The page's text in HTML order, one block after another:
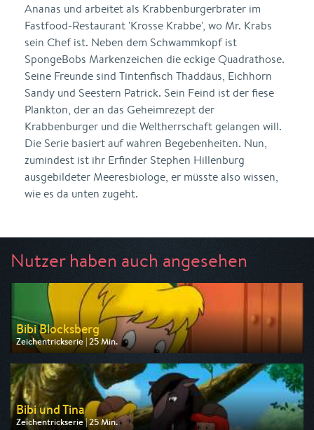
Ananas und arbeitet als Krabbenburgerbrater im
Fastfood-Restaurant 'Krosse Krabbe', wo Mr. Krabs
sein Chef ist. Neben dem Schwammkopf ist
SpongeBobs Markenzeichen die eckige Quadrathose.
Seine Freunde sind Tintenfisch Thaddäus, Eichhorn
Sandy und Seestern Patrick. Sein Feind ist der fiese
Plankton, der an das Geheimrezept der
Krabbenburger und die Weltherrschaft gelangen will.
Die Serie basiert auf wahren Begebenheiten. Nun,
zumindest ist ihr Erfinder Stephen Hillenburg
ausgebildeter Meeresbiologe, er müsste also wissen,
wie es da unten zugeht.
Nutzer haben auch angesehen
Bibi Blocksberg
Zeichentrickserie | 25 Min.
Ausgestrahlt von ZDF
am 09.08.2026, 07:25
Bibi und Tina
Zeichentrickserie | 25 Min.